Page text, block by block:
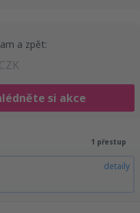
a zpět:
CZK
si akce
1 přestup
detaily